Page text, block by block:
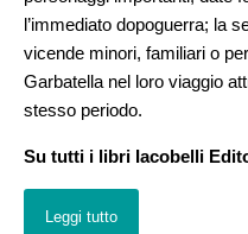
l’immediato dopoguerra; la
vicende minori, familiari o
Garbatella nel loro viaggio
stesso periodo.
Su tutti i libri Iacobelli
Leggi tutto